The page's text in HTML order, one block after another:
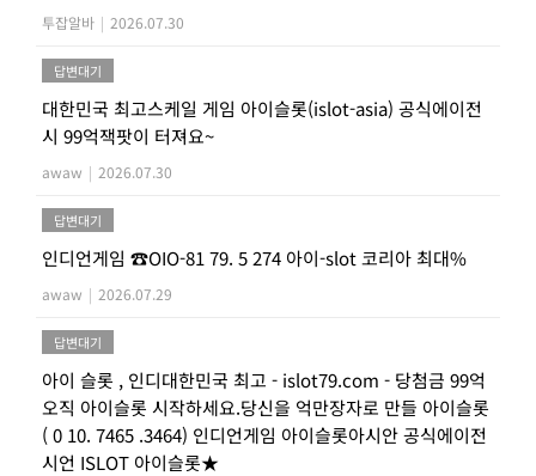
투잡알바 | 2026.07.30
답변대기
대한민국 최고스케일 게임 아이슬롯(islot-asia) 공식에이전
시 99억잭팟이 터져요~
awaw | 2026.07.30
답변대기
인디언게임 ☎OIO-81 79. 5 274 아이-slot 코리아 최대%
awaw | 2026.07.29
답변대기
아이 슬롯 , 인디대한민국 최고 - islot79.com - 당첨금 99억
오직 아이슬롯 시작하세요.당신을 억만장자로 만들 아이슬롯
( 0 10. 7465 .3464) 인디언게임 아이슬롯아시안 공식에이전
시언 ISLOT 아이슬롯★